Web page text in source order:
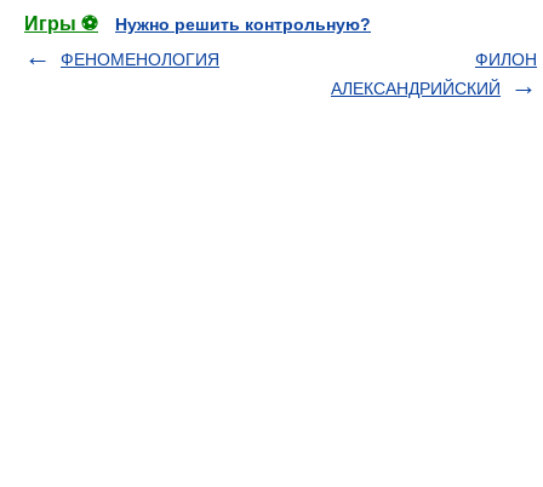
Игры ⚽
Нужно решить контрольную?
ФЕНОМЕНОЛОГИЯ
ФИЛОН
АЛЕКСАНДРИЙСКИЙ